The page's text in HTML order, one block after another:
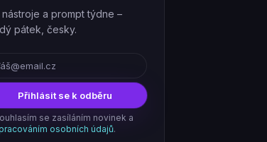
nástroje a prompt týdne –
pátek, česky.
Přihlásit se k odběru
se zasíláním novinek a
osobních údajů.